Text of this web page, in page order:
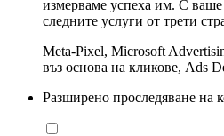
измерваме успеха им. С ваше
следните услуги от трети
Meta-Pixel, Microsoft
въз основа на кликове, Ads
Разширено проследяване на